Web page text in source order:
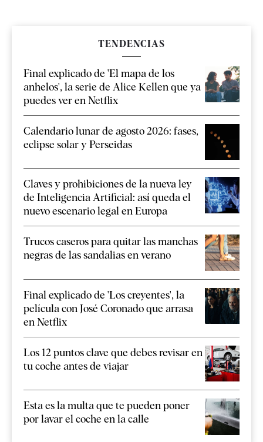
TENDENCIAS
Final explicado de 'El mapa de los
anhelos', la serie de Alice Kellen que ya
puedes ver en Netflix
Calendario lunar de agosto 2026: fases,
eclipse solar y Perseidas
Claves y prohibiciones de la nueva ley
de Inteligencia Artificial: así queda el
nuevo escenario legal en Europa
Trucos caseros para quitar las manchas
negras de las sandalias en verano
Final explicado de 'Los creyentes', la
película con José Coronado que arrasa
en Netflix
Los 12 puntos clave que debes revisar en
tu coche antes de viajar
Esta es la multa que te pueden poner
por lavar el coche en la calle